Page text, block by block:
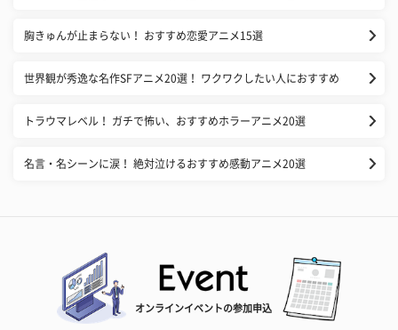
胸きゅんが止まらない！ おすすめ恋愛アニメ15選
世界観が秀逸な名作SFアニメ20選！ ワクワクしたい人におすすめ
トラウマレベル！ ガチで怖い、おすすめホラーアニメ20選
名言・名シーンに涙！ 絶対泣けるおすすめ感動アニメ20選
オンラインイベントの参加申込